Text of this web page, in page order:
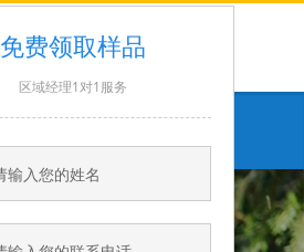
联系电话
13716615020
免费领取样品
区域经理1对1服务